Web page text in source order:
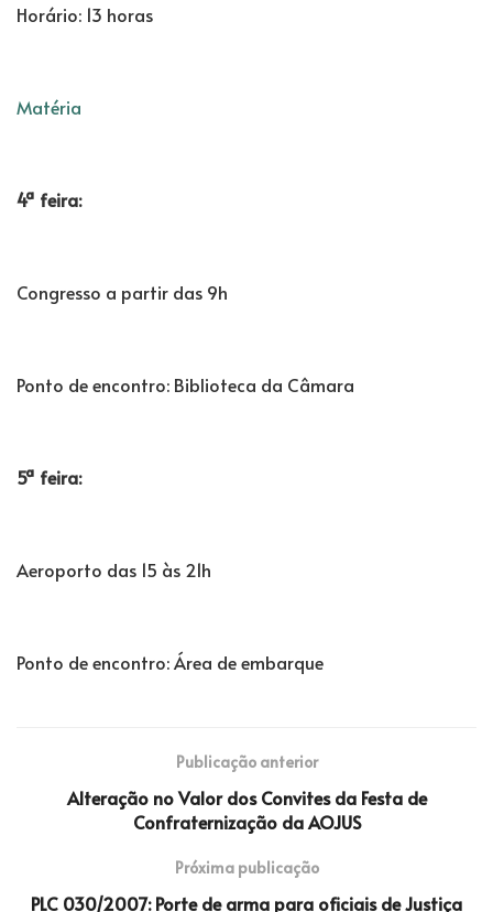
Horário: 13 horas
Matéria
4ª feira:
Congresso a partir das 9h
Ponto de encontro: Biblioteca da Câmara
5ª feira:
Aeroporto das 15 às 21h
Ponto de encontro: Área de embarque
Publicação anterior
Alteração no Valor dos Convites da Festa de
Confraternização da AOJUS
Próxima publicação
PLC 030/2007: Porte de arma para oficiais de Justiça